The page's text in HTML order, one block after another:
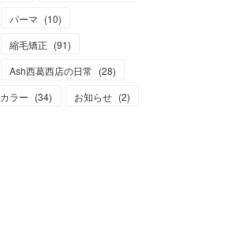
パーマ (10)
縮毛矯正 (91)
Ash西葛西店の日常 (28)
カラー (34) お知らせ (2)